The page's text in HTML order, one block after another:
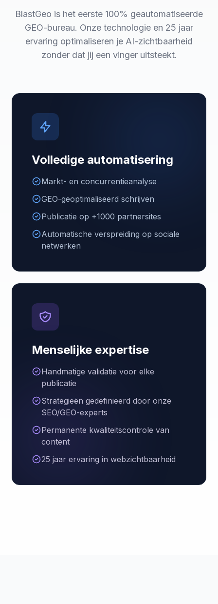
BlastGeo is het eerste 100% geautomatiseerde
GEO-bureau. Onze technologie en 25 jaar
ervaring optimaliseren je AI-zichtbaarheid
zonder dat jij een vinger uitsteekt.
Volledige automatisering
Markt- en concurrentieanalyse
GEO-geoptimaliseerd schrijven
Publicatie op +1000 partnersites
Automatische verspreiding op sociale
netwerken
Menselijke expertise
Handmatige validatie voor elke
publicatie
Strategieën gedefinieerd door onze
SEO/GEO-experts
Permanente kwaliteitscontrole van
content
25 jaar ervaring in webzichtbaarheid